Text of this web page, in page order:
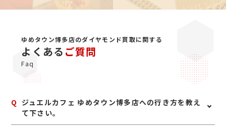
ゆめタウン博多店のダイヤモンド買取に関する
よくある ご質問
Faq
Q ジュエルカフェ ゆめタウン博多店への行き方を教え
て下さい。